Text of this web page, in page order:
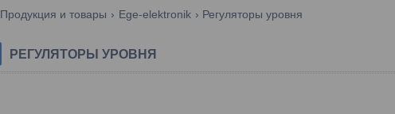
Продукция и товары Ege-elektronik Регуляторы уровня
РЕГУЛЯТОРЫ УРОВНЯ